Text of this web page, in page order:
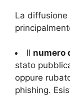
La
Il numero
stato
oppure
phishing.